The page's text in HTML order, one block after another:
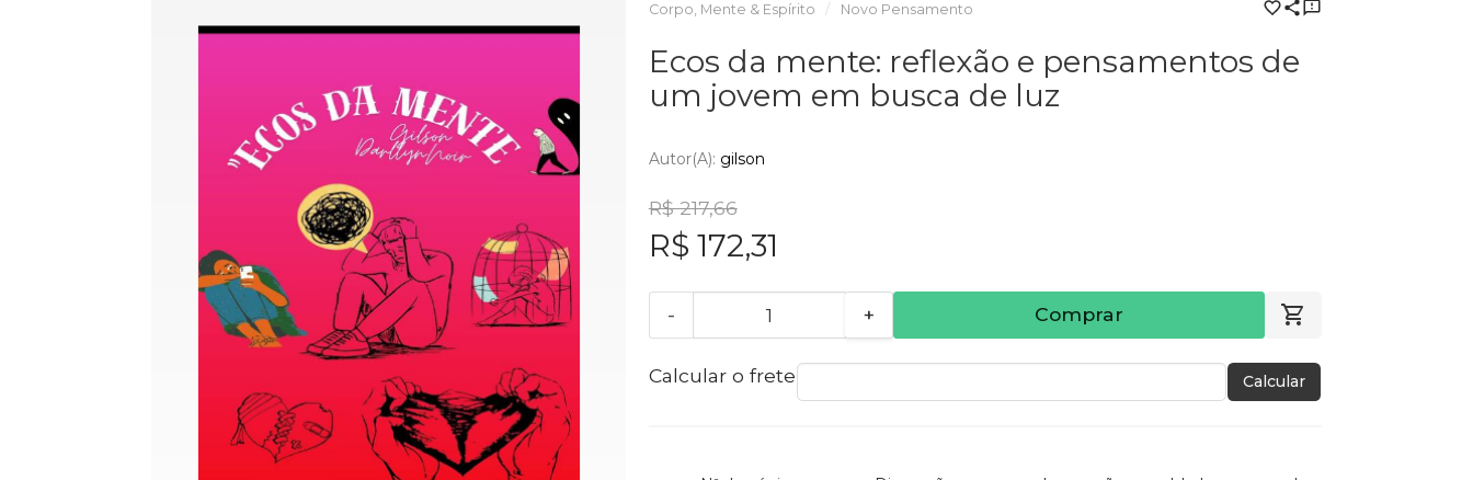
Corpo, Mente & Espírito Novo Pensamento
Ecos da mente: reflexão e pensamentos de
um jovem em busca de luz
Autor(a): gilson
R$ 217,66
R$ 172,31
- + Comprar
Calcular o frete Calcular